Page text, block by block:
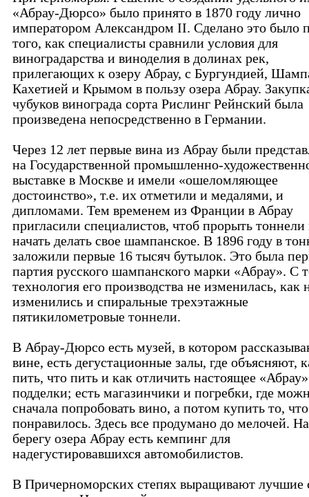
«Абрау-Дюрсо» было принято в 1870 году лично
императором Александром II. Сделано это было
того, как специалисты сравнили условия для
виноградарства и виноделия в долинах рек,
прилегающих к озеру Абрау, с Бургундией,
Кахетией и Крымом в пользу озера Абрау.
чубуков винограда сорта Рислинг Рейнский была
произведена непосредственно в Германии.
Через 12 лет первые вина из Абрау были
на Государственной промышленно-
выставке в Москве и имели «ошеломляющее
достоинство», т.е. их отметили и медалями, и
дипломами. Тем временем из Франции в Абрау
пригласили специалистов, чтоб прорыть тоннели
начать делать свое шампанское. В 1896 году в
заложили первые 16 тысяч бутылок. Это была
партия русского шампанского марки «Абрау». С
технология его производства не изменилась, как
изменились и спиральные трехэтажные
пятикилометровые тоннели.
В Абрау-Дюрсо есть музей, в котором
вине, есть дегустационные залы, где объясняют,
пить, что пить и как отличить настоящее
подделки; есть магазинчики и погребки, где
сначала попробовать вино, а потом купить то, что
понравилось. Здесь все продумано до мелочей. На
берегу озера Абрау есть кемпинг для
надегустировавшихся автомобилистов.
В Причерноморских степях выращивают лучшие